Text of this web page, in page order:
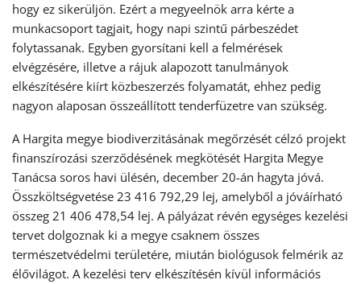
hogy ez sikerüljön. Ezért a megyeelnök arra kérte a
munkacsoport tagjait, hogy napi szintű párbeszédet
folytassanak. Egyben gyorsítani kell a felmérések
elvégzésére, illetve a rájuk alapozott tanulmányok
elkészítésére kiírt közbeszerzés folyamatát, ehhez pedig
nagyon alaposan összeállított tenderfüzetre van szükség.
A Hargita megye biodiverzitásának megőrzését célzó projekt
finanszírozási szerződésének megkötését Hargita Megye
Tanácsa soros havi ülésén, december 20-án hagyta jóvá.
Összköltségvetése 23 416 792,29 lej, amelyből a jóváírható
összeg 21 406 478,54 lej. A pályázat révén egységes kezelési
tervet dolgoznak ki a megye csaknem összes
természetvédelmi területére, miután biológusok felmérik az
élővilágot. A kezelési terv elkészítésén kívül információs